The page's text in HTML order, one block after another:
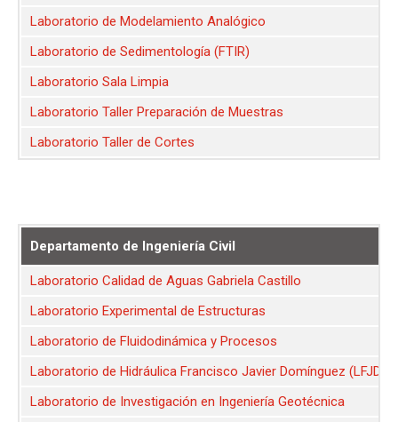
Laboratorio de Modelamiento Analógico
Laboratorio de Sedimentología (FTIR)
Laboratorio Sala Limpia
Laboratorio Taller Preparación de Muestras
Laboratorio Taller de Cortes
Departamento de Ingeniería Civil
Laboratorio Calidad de Aguas Gabriela Castillo
Laboratorio Experimental de Estructuras
Laboratorio de Fluidodinámica y Procesos
Laboratorio de Hidráulica Francisco Javier Domínguez (LFJD)
Laboratorio de Investigación en Ingeniería Geotécnica